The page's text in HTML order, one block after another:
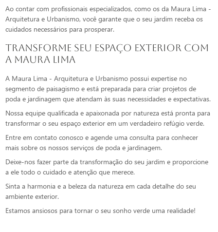
Ao contar com profissionais especializados, como os da Maura Lima -
Arquitetura e Urbanismo, você garante que o seu jardim receba os
cuidados necessários para prosperar.
Transforme seu Espaço Exterior com
a Maura Lima
A Maura Lima - Arquitetura e Urbanismo possui expertise no
segmento de paisagismo e está preparada para criar projetos de
poda e jardinagem que atendam às suas necessidades e expectativas.
Nossa equipe qualificada e apaixonada por natureza está pronta para
transformar o seu espaço exterior em um verdadeiro refúgio verde.
Entre em contato conosco e agende uma consulta para conhecer
mais sobre os nossos serviços de poda e jardinagem.
Deixe-nos fazer parte da transformação do seu jardim e proporcione
a ele todo o cuidado e atenção que merece.
Sinta a harmonia e a beleza da natureza em cada detalhe do seu
ambiente exterior.
Estamos ansiosos para tornar o seu sonho verde uma realidade!